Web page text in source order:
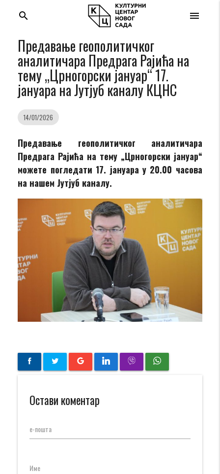
menu
search
Предавање геополитичког
аналитичара Предрага Рајића на
тему „Црногорски јануар“ 17.
јануара на Јутјуб каналу КЦНС
14/01/2026
Предавање геополитичког аналитичара
Предрага Рајића на тему „Црногорски јануар“
можете погледати 17. јануара у 20.00 часова
на нашем Јутјуб каналу.
Остави коментар
е-пошта
Име